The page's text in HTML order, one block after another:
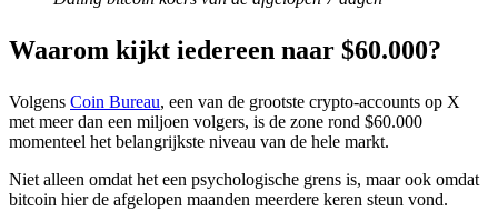
Waarom kijkt iedereen naar $60.000?
Volgens Coin Bureau, een van de grootste crypto-accounts op X
met meer dan een miljoen volgers, is de zone rond $60.000
momenteel het belangrijkste niveau van de hele markt.
Niet alleen omdat het een psychologische grens is, maar ook omdat
bitcoin hier de afgelopen maanden meerdere keren steun vond.